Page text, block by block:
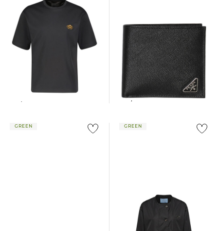
Prada | Herren Portmonnaie
aus Leder SAFFIANO WALLET
600,00 €
GREEN GREEN